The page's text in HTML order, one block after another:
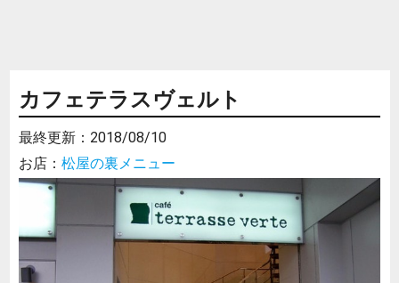
カフェテラスヴェルト
最終更新： 2018/08/10
お店： 松屋の裏メニュー